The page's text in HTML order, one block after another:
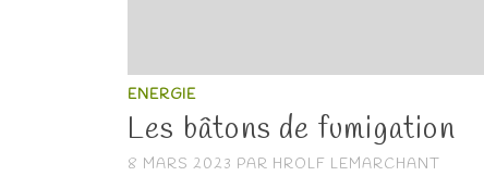
ENERGIE
Les bâtons de fumigation
8 MARS 2023 PAR HROLF LEMARCHANT